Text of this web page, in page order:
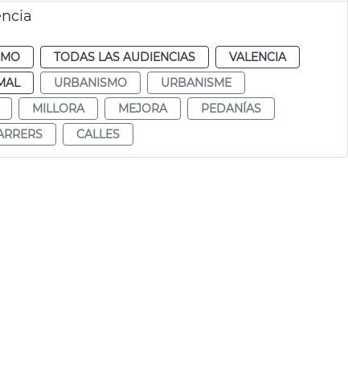
TODAS LAS AUDIENCIAS
VALENCIA
URBANISMO
URBANISME
MILLORA MEJORA
PEDANÍAS
CALLES